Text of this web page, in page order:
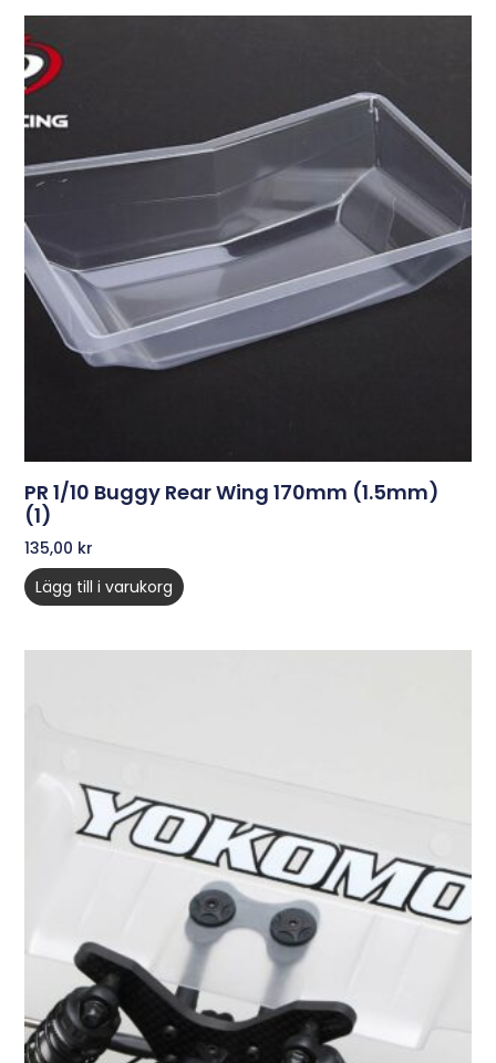
PR 1/10 Buggy Rear Wing 170mm (1.5mm)
(1)
135,00 kr
Lägg till i varukorg